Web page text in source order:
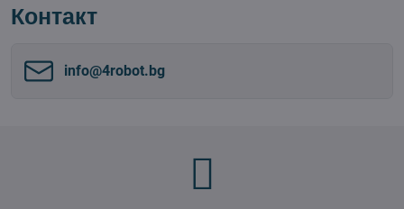
Контакт
info​@4robot​.bg